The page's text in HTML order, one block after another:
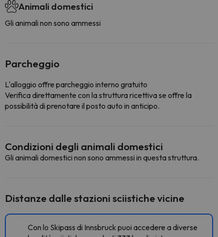
Animali domestici
Gli animali non sono ammessi
Parcheggio
L'alloggio offre parcheggio interno gratuito
Verifica direttamente con la struttura ricettiva se offre la
possibilità di prenotare il posto auto in anticipo.
Condizioni degli animali domestici
Gli animali domestici non sono ammessi in questa struttura.
Distanze dalle stazioni sciistiche vicine
Con lo Skipass di Innsbruck puoi accedere a diverse